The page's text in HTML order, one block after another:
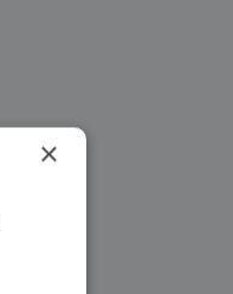
×